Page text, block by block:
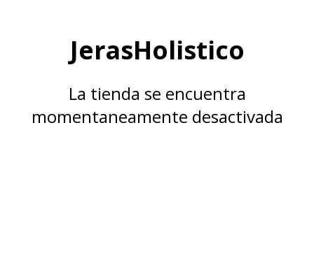
JerasHolistico
La tienda se encuentra
momentaneamente desactivada